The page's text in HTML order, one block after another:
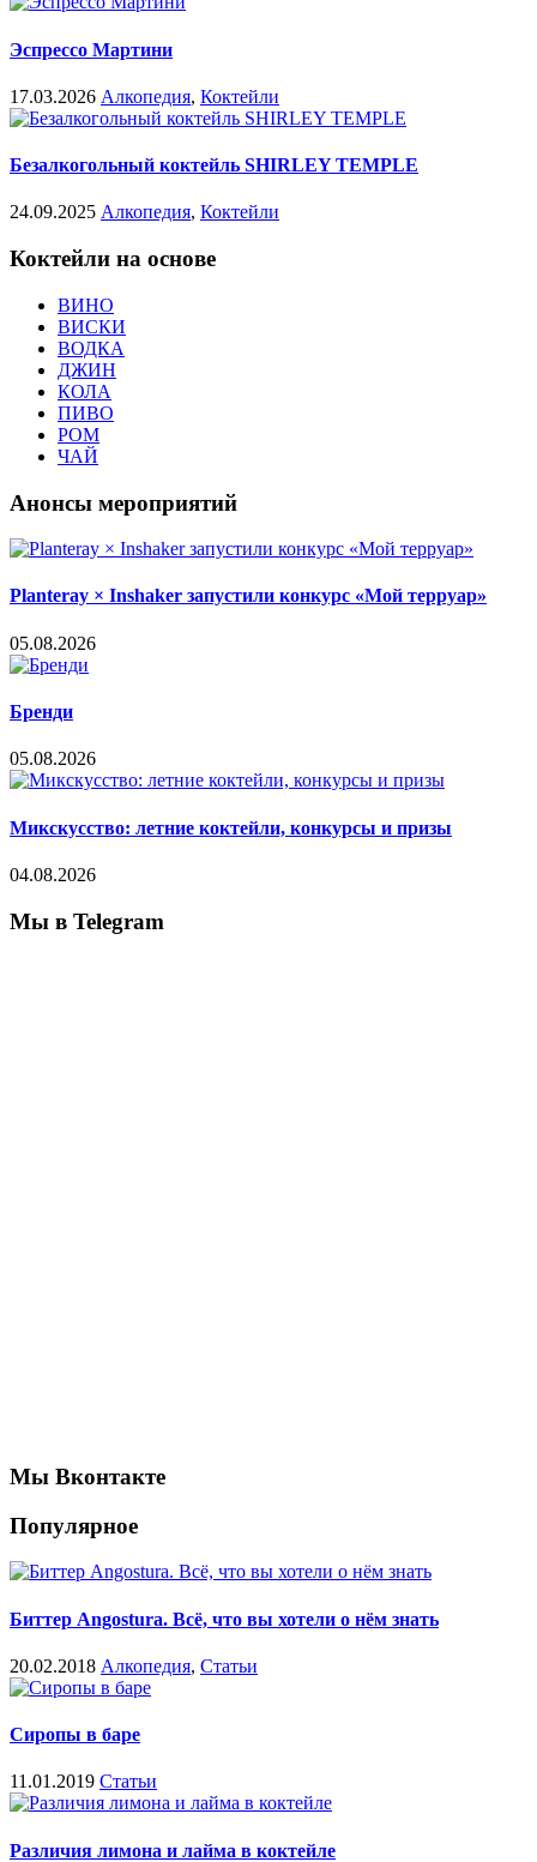
Эспрессо Мартини
17.03.2026 Алкопедия, Коктейли
Безалкогольный коктейль SHIRLEY TEMPLE
24.09.2025 Алкопедия, Коктейли
Коктейли на основе
ВИНО
ВИСКИ
ВОДКА
ДЖИН
КОЛА
ПИВО
РОМ
ЧАЙ
Анонсы мероприятий
Planteray × Inshaker запустили конкурс «Мой терруар»
05.08.2026
Бренди
05.08.2026
Микскусство: летние коктейли, конкурсы и призы
04.08.2026
Мы в Telegram
Мы Вконтакте
Популярное
Биттер Angostura. Всё, что вы хотели о нём знать
20.02.2018 Алкопедия, Статьи
Сиропы в баре
11.01.2019 Статьи
Различия лимона и лайма в коктейле